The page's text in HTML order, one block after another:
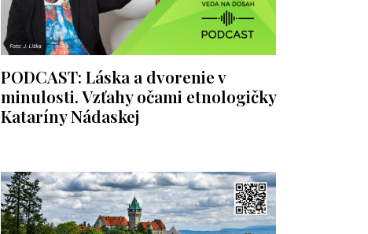
PODCAST: Láska a dvorenie v
minulosti. Vzťahy očami etnologičky
Kataríny Nádaskej